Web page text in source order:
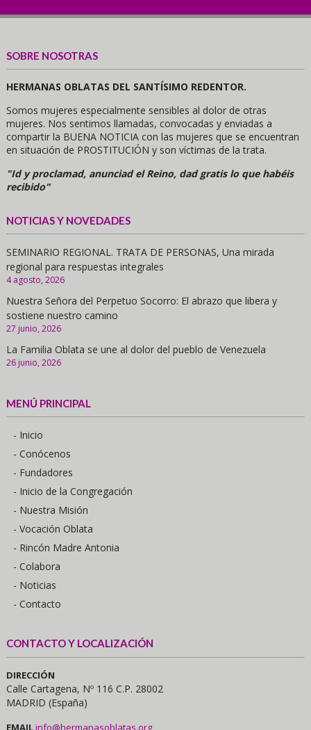
SOBRE NOSOTRAS
HERMANAS OBLATAS DEL SANTÍSIMO REDENTOR.
Somos mujeres especialmente sensibles al dolor de otras
mujeres. Nos sentimos llamadas, convocadas y enviadas a
compartir la BUENA NOTICIA con las mujeres que se encuentran
en situación de PROSTITUCIÓN y son víctimas de la trata.
"Id y proclamad, anunciad el Reino, dad gratis lo que habéis
recibido"
NOTICIAS Y NOVEDADES
SEMINARIO REGIONAL. TRATA DE PERSONAS, Una mirada
regional para respuestas integrales
4 agosto, 2026
Nuestra Señora del Perpetuo Socorro: El abrazo que libera y
sostiene nuestro camino
27 junio, 2026
La Familia Oblata se une al dolor del pueblo de Venezuela
26 junio, 2026
MENÚ PRINCIPAL
- Inicio
- Conócenos
- Fundadores
- Inicio de la Congregación
- Nuestra Misión
- Vocación Oblata
- Rincón Madre Antonia
- Colabora
- Noticias
- Contacto
CONTACTO Y LOCALIZACIÓN
DIRECCIÓN
Calle Cartagena, Nº 116 C.P. 28002
MADRID (España)